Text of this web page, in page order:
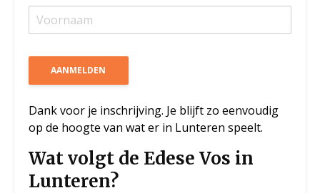
Dank voor je inschrijving. Je blijft zo eenvoudig
op de hoogte van wat er in Lunteren speelt.
Wat volgt de Edese Vos in
Lunteren?